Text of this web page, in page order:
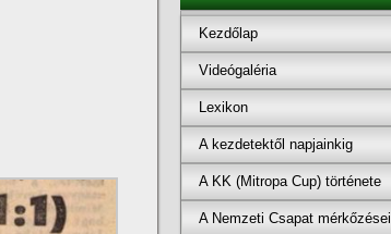
Kezdőlap
Videógaléria
Lexikon
A kezdetektől napjainkig
A KK (Mitropa Cup) története
A Nemzeti Csapat mérkőzései